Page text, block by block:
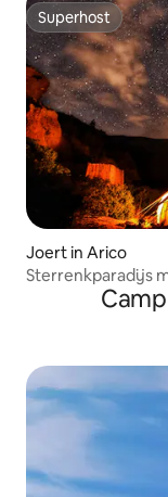
Superhost
Superhost
Joert in Arico
Sterrenkparadijs